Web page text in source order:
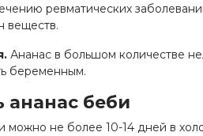
ревматических
веществ.
Ананас в большом количестве
беременным.
ананас беби
можно не более 10-14 дней в